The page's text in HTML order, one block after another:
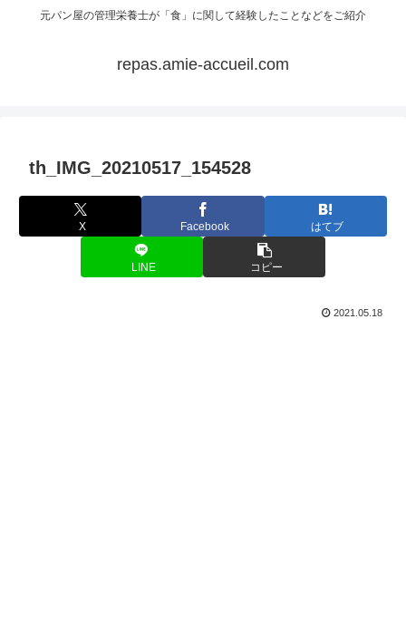
元パン屋の管理栄養士が「食」に関して経験したことなどをご紹介
repas.amie-accueil.com
th_IMG_20210517_154528
X Facebook はてブ
LINE コピー
2021.05.18